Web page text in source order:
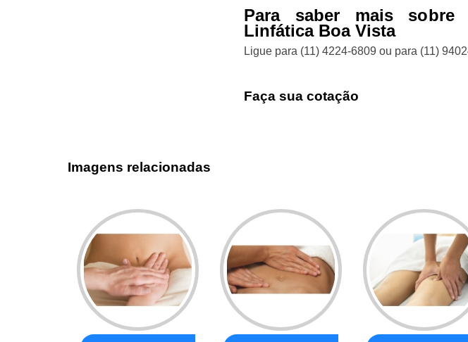
Para saber mais sobre
Linfática Boa Vista
Ligue para (11) 4224-6809 ou para (11)
Faça sua cotação
Imagens relacionadas